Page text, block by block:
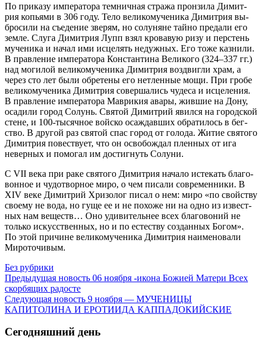
По при­ка­зу им­пе­ра­то­ра тем­нич­ная стра­жа прон­зи­ла Ди­мит­
рия ко­пья­ми в 306 го­ду. Те­ло ве­ли­ко­му­че­ни­ка Ди­мит­рия вы­
бро­си­ли на съе­де­ние зве­рям, но со­лу­няне тай­но пре­да­ли его
зем­ле. Слу­га Ди­мит­рия Лупп взял кро­ва­вую ри­зу и пер­стень
му­че­ни­ка и на­чал ими ис­це­лять недуж­ных. Его то­же каз­ни­ли.
В прав­ле­ние им­пе­ра­то­ра Кон­стан­ти­на Ве­ли­ко­го (324–337 гг.)
над мо­ги­лой ве­ли­ко­му­че­ни­ка Ди­мит­рия воз­двиг­ли храм, а
через сто лет бы­ли об­ре­те­ны его нетлен­ные мо­щи. При гро­бе
ве­ли­ко­му­че­ни­ка Ди­мит­рия со­вер­ша­лись чу­де­са и ис­це­ле­ния.
В прав­ле­ние им­пе­ра­то­ра Мав­ри­кия ава­ры, жив­шие на До­ну,
оса­ди­ли го­род Со­лунь. Свя­той Ди­мит­рий явил­ся на го­род­ской
стене, и 100-ты­сяч­ное вой­ско оса­ждав­ших об­ра­ти­лось в бег­
ство. В дру­гой раз свя­той спас го­род от го­ло­да. Жи­тие свя­то­го
Ди­мит­рия по­вест­ву­ет, что он осво­бож­дал плен­ных от ига
невер­ных и по­мо­гал им до­стиг­нуть Со­лу­ни.
С VII ве­ка при ра­ке свя­то­го Ди­мит­рия на­ча­ло ис­те­кать бла­го­
вон­ное и чу­до­твор­ное ми­ро, о чем пи­са­ли совре­мен­ни­ки. В
XIV ве­ке Ди­мит­рий Хри­зо­лог пи­сал о нем: ми­ро «по свой­ству
сво­е­му не во­да, но гу­ще ее и не по­хо­же ни на од­но из из­вест­
ных нам ве­ществ… Оно уди­ви­тель­нее всех бла­го­во­ний не
толь­ко ис­кус­ствен­ных, но и по есте­ству со­здан­ных Бо­гом».
По этой при­чине ве­ли­ко­му­че­ни­ка Ди­мит­рия на­име­но­ва­ли
Ми­ро­то­чи­вым.
Без рубрики
Предыдущая новость 06 ноября -икона Божией Матери Всех
скорбящих радосте
Следующая новость 9 ноября — МУЧЕНИЦЫ
КАПИТОЛИНА И ЕРОТИИДА КАППАДОКИЙСКИЕ
Сегодняшний день